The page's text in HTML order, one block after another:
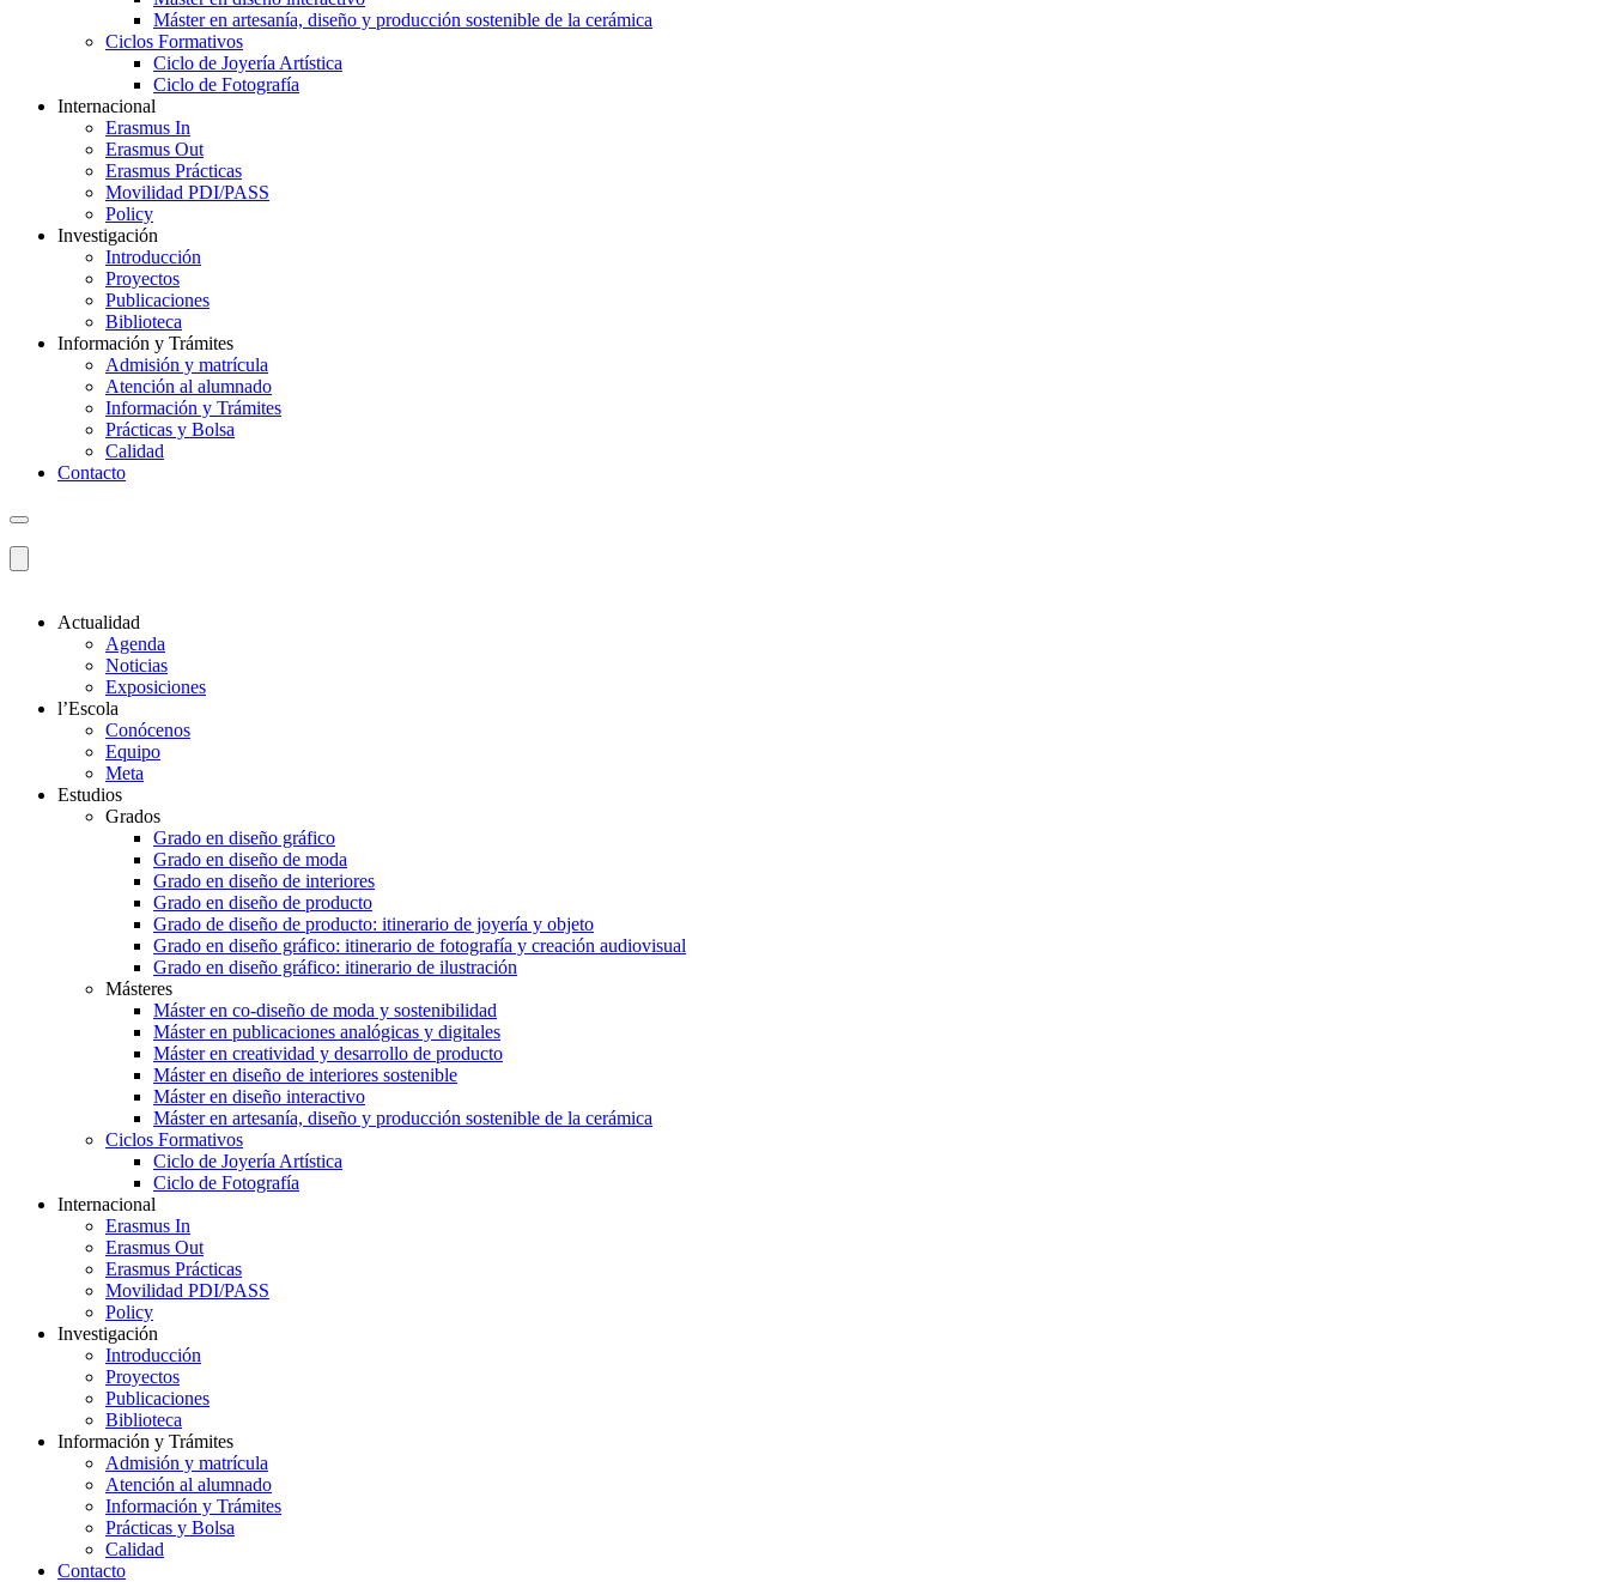
Máster en artesanía, diseño y producción sostenible de la cerámica
Ciclos Formativos
Ciclo de Joyería Artística
Ciclo de Fotografía
Internacional
Erasmus In
Erasmus Out
Erasmus Prácticas
Movilidad PDI/PASS
Policy
Investigación
Introducción
Proyectos
Publicaciones
Biblioteca
Información y Trámites
Admisión y matrícula
Atención al alumnado
Información y Trámites
Prácticas y Bolsa
Calidad
Contacto
Actualidad
Agenda
Noticias
Exposiciones
l’Escola
Conócenos
Equipo
Meta
Estudios
Grados
Grado en diseño gráfico
Grado en diseño de moda
Grado en diseño de interiores
Grado en diseño de producto
Grado de diseño de producto: itinerario de joyería y objeto
Grado en diseño gráfico: itinerario de fotografía y creación audiovisual
Grado en diseño gráfico: itinerario de ilustración
Másteres
Máster en co-diseño de moda y sostenibilidad
Máster en publicaciones analógicas y digitales
Máster en creatividad y desarrollo de producto
Máster en diseño de interiores sostenible
Máster en diseño interactivo
Máster en artesanía, diseño y producción sostenible de la cerámica
Ciclos Formativos
Ciclo de Joyería Artística
Ciclo de Fotografía
Internacional
Erasmus In
Erasmus Out
Erasmus Prácticas
Movilidad PDI/PASS
Policy
Investigación
Introducción
Proyectos
Publicaciones
Biblioteca
Información y Trámites
Admisión y matrícula
Atención al alumnado
Información y Trámites
Prácticas y Bolsa
Calidad
Contacto